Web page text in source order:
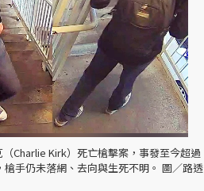
Charlie Kirk）死亡槍擊案，事發至今超過
手仍未落網、去向與生死不明。 圖／路透